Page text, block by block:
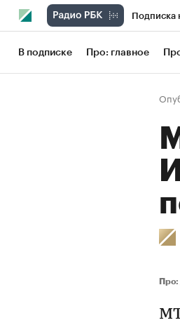
Подписка
Школа
Рынок
В подписке Про: главное
Про: